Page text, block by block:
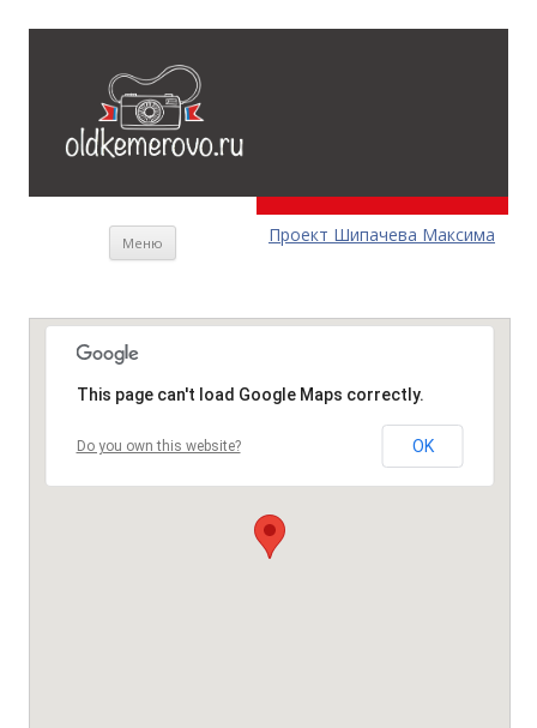
Проект Шипачева Максима
Меню Перейти к содержимому
This page can't load Google Maps correctly.
Do you own this website? OK